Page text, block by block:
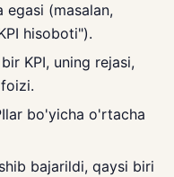
(masalan,
hisoboti").
KPI, uning rejasi,
bo'yicha o'rtacha
bajarildi, qaysi biri